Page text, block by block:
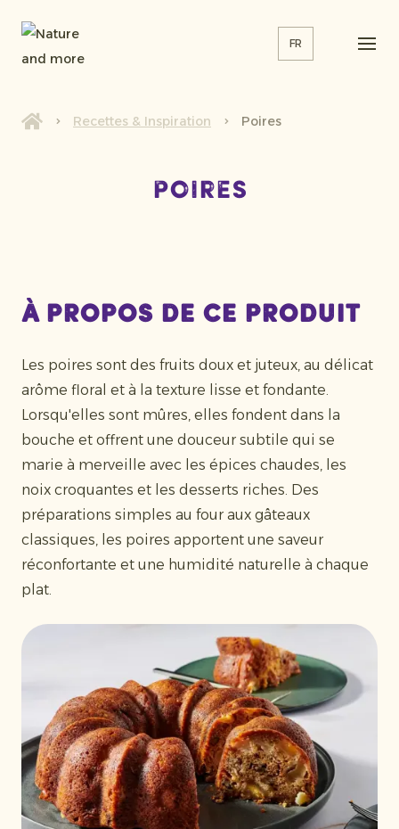
FR
Recettes & Inspiration Poires
Poires
À propos de ce produit
Les poires sont des fruits doux et juteux, au délicat
arôme floral et à la texture lisse et fondante.
Lorsqu'elles sont mûres, elles fondent dans la
bouche et offrent une douceur subtile qui se
marie à merveille avec les épices chaudes, les
noix croquantes et les desserts riches. Des
préparations simples au four aux gâteaux
classiques, les poires apportent une saveur
réconfortante et une humidité naturelle à chaque
plat.